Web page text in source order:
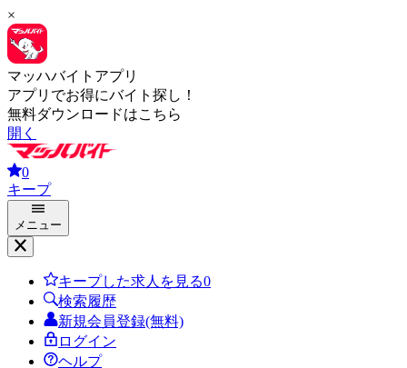
×
マッハバイトアプリ
アプリでお得にバイト探し！
無料ダウンロードはこちら
開く
0
キープ
メニュー
キープした求人を見る0
検索履歴
新規会員登録(無料)
ログイン
ヘルプ